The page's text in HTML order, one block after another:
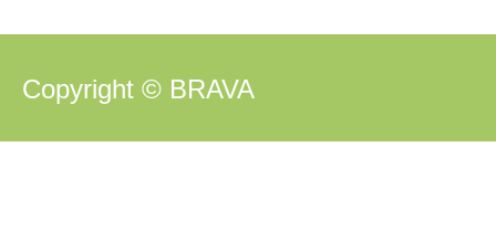
Copyright © BRAVA